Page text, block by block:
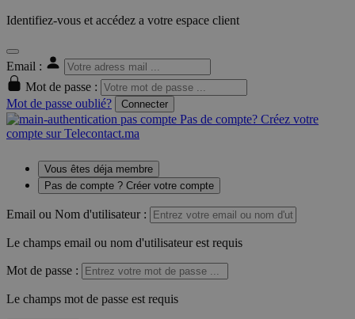
Identifiez-vous et accédez a votre espace client
Email :
Mot de passe :
Mot de passe oublié?
Connecter
Pas de compte? Créez votre
compte sur Telecontact.ma
Vous êtes déja membre
Pas de compte ? Créer votre compte
Email ou Nom d'utilisateur :
Le champs email ou nom d'utilisateur est requis
Mot de passe :
Le champs mot de passe est requis